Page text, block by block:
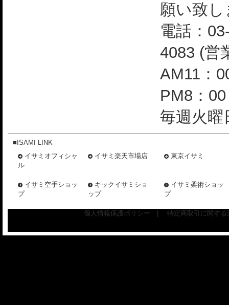
願い致
電話：
4083 (営
AM11：
PM8：
毎週火曜
■ISAMI LINK
イサミオフィシャ
ル
イサミ楽天市場店 東京イサミ
イサミ空手ショッ
プ
キックイサミショ
ップ
イサミ柔術ショッ
プ
個人情報保護ポリシー 特定商取引に関す